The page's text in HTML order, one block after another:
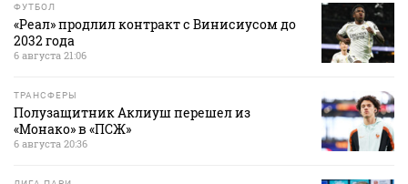
ФУТБОЛ
«Реал» продлил контракт с Винисиусом до
2032 года
6 августа 21:06
ТРАНСФЕРЫ
Полузащитник Аклиуш перешел из
«Монако» в «ПСЖ»
6 августа 20:36